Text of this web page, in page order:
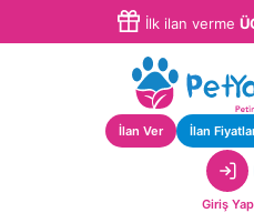
İlk ilan verme
İlan Ver İlan
Giriş Yap